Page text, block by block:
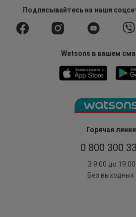
Горячая линия
0 800 300
З 9:00 до 19:00
Без выходных
Подписывайтесьна наши
Watsons в вашем